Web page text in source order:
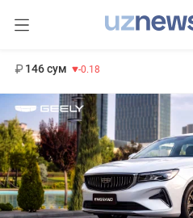
146 сум -0.18